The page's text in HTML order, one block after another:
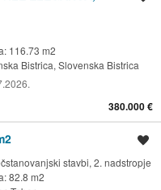
116.73 m2
Bistrica, Slovenska Bistrica
380.000 €
stavbi, 2. nadstropje
82.8 m2